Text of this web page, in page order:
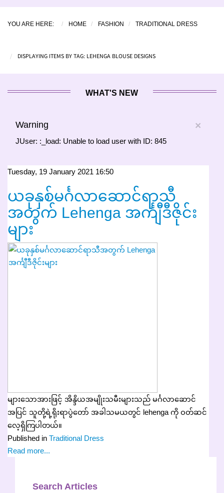
YOU ARE HERE: HOME FASHION TRADITIONAL DRESS
DISPLAYING ITEMS BY TAG: LEHENGA BLOUSE DESIGNS
WHAT'S NEW
×
Warning
JUser: :_load: Unable to load user with ID: 845
Tuesday, 19 January 2021 16:50
ယခုနှစ်မင်္ဂလာဆောင်ရာသီ
အတွက် Lehenga အင်္ကျီဒီဇိုင်း
များ
များသောအားဖြင့် အိန္ဒိယအမျိုးသမီးများသည် မင်္ဂလာဆောင်
အပြင် သူတို့ရဲ့ရိုးရာပွဲတော် အခါသမယတွင် lehenga ကို ဝတ်ဆင်
လေ့ရှိကြပါတယ်။
Published in Traditional Dress
Read more...
Search Articles